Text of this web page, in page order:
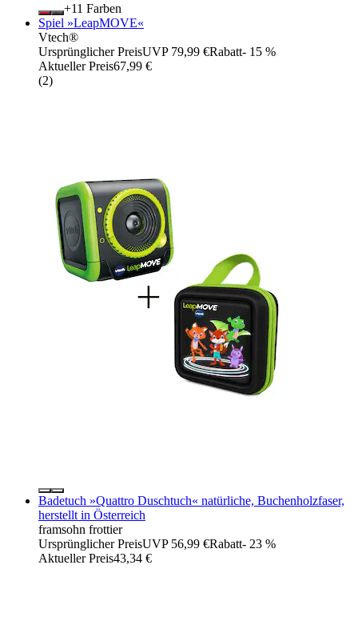
+
Farben
Spiel »LeapMOVE«
Vtech®
Ursprünglicher PreisUVP 79,99 €Rabatt- 15 %
Aktueller Preis67,99 €
(2)
Badetuch »Quattro Duschtuch« natürliche, Buchenholzfaser,
herstellt in Österreich
framsohn frottier
Ursprünglicher PreisUVP 56,99 €Rabatt- 23 %
Aktueller Preis43,34 €